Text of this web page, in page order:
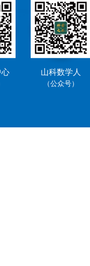
心 山科数学人
（公众号）